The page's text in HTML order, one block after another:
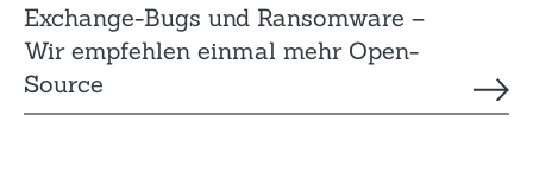
Exchange-Bugs und Ransomware –
Wir empfehlen einmal mehr Open-
Source